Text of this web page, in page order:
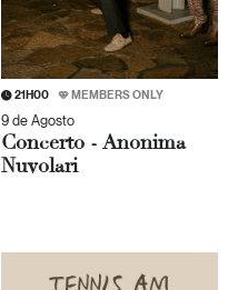
21H00 MEMBERS ONLY
9 de Agosto
Concerto - Anonima
Nuvolari